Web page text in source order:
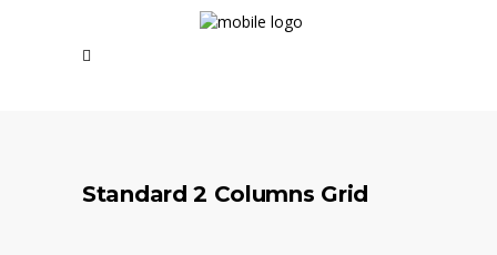
Standard 2 Columns Grid